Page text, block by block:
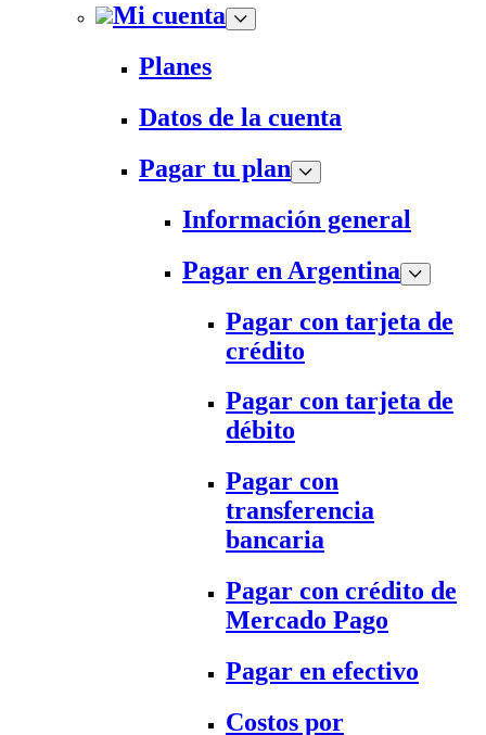
Mi cuenta
Planes
Datos de la cuenta
Pagar tu plan
Información general
Pagar en Argentina
Pagar con tarjeta de
crédito
Pagar con tarjeta de
débito
Pagar con
transferencia
bancaria
Pagar con crédito de
Mercado Pago
Pagar en efectivo
Costos por